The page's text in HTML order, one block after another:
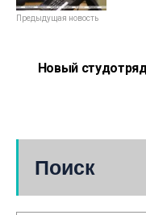
Предыдущая новость
Новый
Поиск